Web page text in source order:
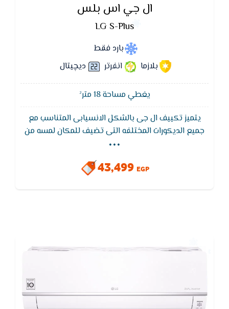
ال جي اس بلس
LG S-Plus
بارد فقط
بلازما
انفرتر ديچيتال
يغطي مساحة 18 متر²
يتميز تكييف ال جى بالشكل الانسيابى المتناسب مع
جميع الديكورات المختلفه التى تضيف للمكان لمسه من
الجمال ,و يتميز تكييف ال جى بفلاتر منقية للاتربه تعمل
ملوثات
...
43,499 EGP